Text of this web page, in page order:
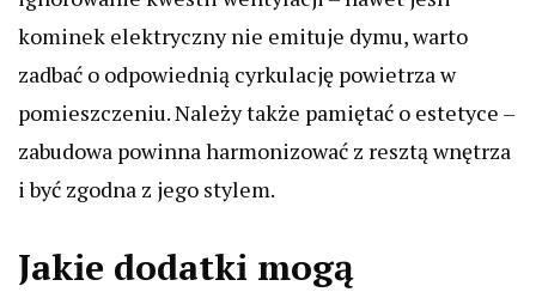
kominek elektryczny nie emituje dymu, warto
zadbać o odpowiednią cyrkulację powietrza w
pomieszczeniu. Należy także pamiętać o estetyce –
zabudowa powinna harmonizować z resztą wnętrza
i być zgodna z jego stylem.
Jakie dodatki mogą